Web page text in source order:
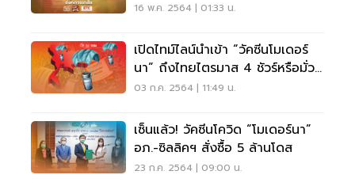
16 พ.ค. 2564 | 01:33 น.
เปิดไทม์ไลน์นำเข้า “วัคซีนโมเดอร์
นา” ถึงไทยไตรมาส 4 ชัวร์หรือมั่ว
นิ่ม!
03 ก.ค. 2564 | 11:49 น.
เซ็นแล้ว! วัคซีนโควิด “โมเดอร์นา”
อภ.-ซิลลิคฯ สั่งซื้อ 5 ล้านโดส
23 ก.ค. 2564 | 09:00 น.